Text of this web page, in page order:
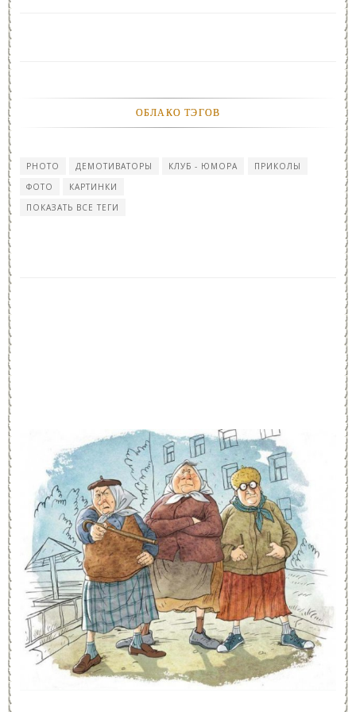
ОБЛАКО ТЭГОВ
PHOTO ДЕМОТИВАТОРЫ КЛУБ - ЮМОРА
ПРИКОЛЫ
ФОТО
КАРТИНКИ
ПОКАЗАТЬ ВСЕ ТЕГИ